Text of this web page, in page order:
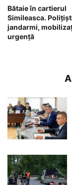
Bătaie în cartierul
Simileasca.
jandarmi,
urgență